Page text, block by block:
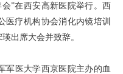
”在西安高新医院举行。西
医疗机构协会消化内镜培训
出席大会并致辞。
军医大学西京医院主办的血